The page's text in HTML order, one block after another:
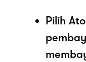
Pilih